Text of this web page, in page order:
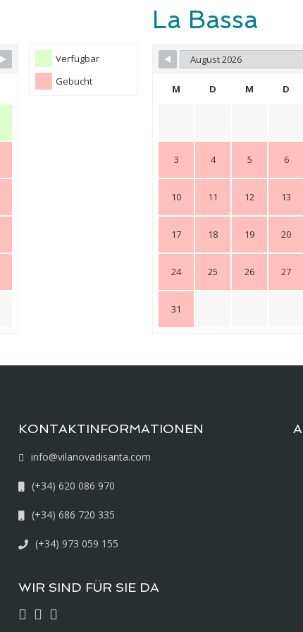
Verfügbar
Gebucht
La Bassa
M D M D
3 4 5 6
10 11 12 13
17 18 19 20
24 25 26 27
31
KONTAKTINFORMATIONEN
info@vilanovadisanta.com
(+34) 620 086 970
(+34) 686 720 335
(+34) 973 059 155
WIR SIND FÜR SIE DA